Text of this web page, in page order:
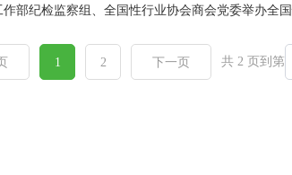
1 2 下一页 共 2 页 到第